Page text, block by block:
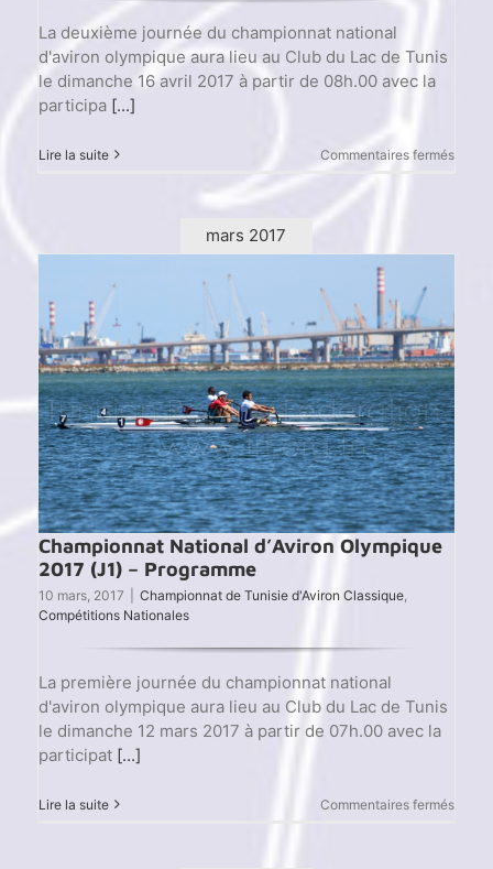
La deuxième journée du championnat national
d'aviron olympique aura lieu au Club du Lac de Tunis
le dimanche 16 avril 2017 à partir de 08h.00 avec la
participa [...]
Lire la suite Commentaires ferméssur
2017
mars 2017
Championnat National d’Aviron Olympique
2017 (J1) – Programme
10 mars, 2017 Championnat de Tunisie d'Aviron Classique,
Compétitions Nationales
La première journée du championnat national
d'aviron olympique aura lieu au Club du Lac de Tunis
le dimanche 12 mars 2017 à partir de 07h.00 avec la
participat [...]
Lire la suite Commentaires ferméssur